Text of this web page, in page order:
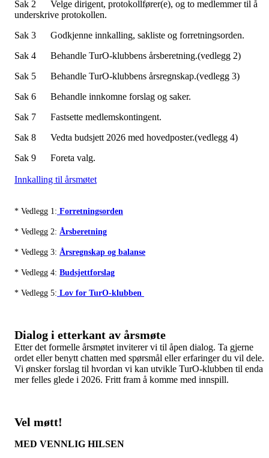
Sak 2 Velge dirigent, protokollfører(e), og to medlemmer til å
underskrive protokollen.
Sak 3 Godkjenne innkalling, sakliste og forretningsorden.
Sak 4 Behandle TurO-klubbens årsberetning.(vedlegg 2)
Sak 5 Behandle TurO-klubbens årsregnskap.(vedlegg 3)
Sak 6 Behandle innkomne forslag og saker.
Sak 7 Fastsette medlemskontingent.
Sak 8 Vedta budsjett 2026 med hovedposter.(vedlegg 4)
Sak 9 Foreta valg.
Innkalling til årsmøtet
* Vedlegg 1: Forretningsorden
* Vedlegg 2: Årsberetning
* Vedlegg 3: Årsregnskap og balanse
* Vedlegg 4: Budsjettforslag
* Vedlegg 5: Lov for TurO-klubben
Dialog i etterkant av årsmøte
Etter det formelle årsmøtet inviterer vi til åpen dialog. Ta gjerne
ordet eller benytt chatten med spørsmål eller erfaringer du vil dele.
Vi ønsker forslag til hvordan vi kan utvikle TurO-klubben til enda
mer felles glede i 2026. Fritt fram å komme med innspill.
Vel møtt!
MED VENNLIG HILSEN